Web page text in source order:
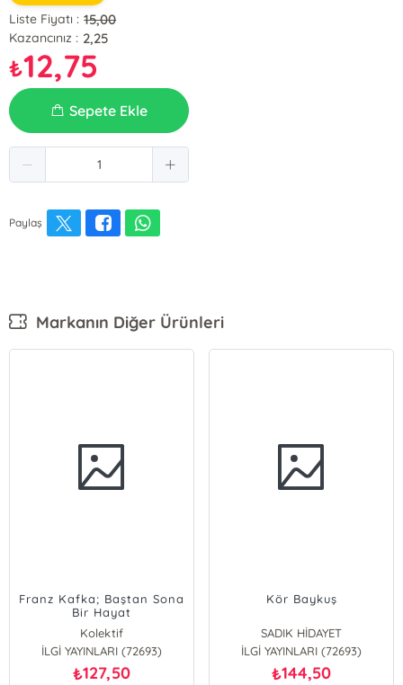
Liste Fiyatı : 15,00
Kazancınız : 2,25
₺12,75
Sepete Ekle
Paylaş
Markanın Diğer Ürünleri
Franz Kafka; Baştan Sona
Bir Hayat
Kolektif
İLGİ YAYINLARI (72693)
₺127,50
Kör Baykuş
SADIK HİDAYET
İLGİ YAYINLARI (72693)
₺144,50